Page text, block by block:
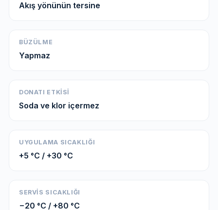
Akış yönünün tersine
BÜZÜLME
Yapmaz
DONATI ETKISI
Soda ve klor içermez
UYGULAMA SICAKLIĞI
+5 °C / +30 °C
SERVIS SICAKLIĞI
−20 °C / +80 °C